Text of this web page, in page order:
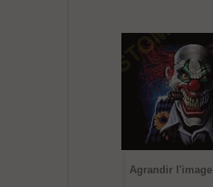
Agrandir l'image